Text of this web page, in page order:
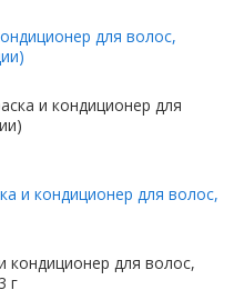
для волос,
и кондиционер для волос,